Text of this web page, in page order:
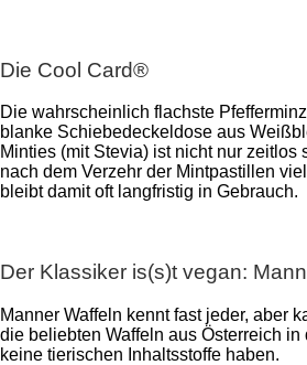
Die Cool Card®
Die wahrscheinlich flachste
blanke Schiebedeckeldose aus
Minties (mit Stevia) ist nicht nur zeitlos
nach dem Verzehr der Mintpastillen
bleibt damit oft langfristig in Gebrauch.
Der Klassiker is(s)t vegan:
Manner Waffeln kennt fast jeder, aber
die beliebten Waffeln aus Österreich
keine tierischen Inhaltsstoffe haben.